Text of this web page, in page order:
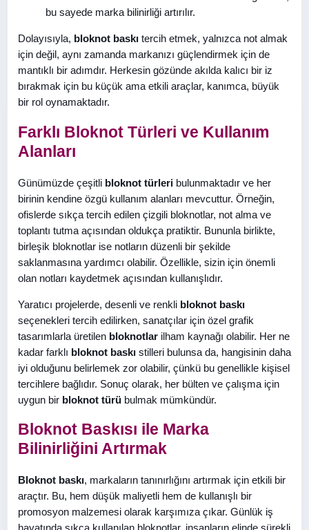
bu sayede marka bilinirliği artırılır.
Dolayısıyla, bloknot baskı tercih etmek, yalnızca not almak
için değil, aynı zamanda markanızı güçlendirmek için de
mantıklı bir adımdır. Herkesin gözünde akılda kalıcı bir iz
bırakmak için bu küçük ama etkili araçlar, kanımca, büyük
bir rol oynamaktadır.
Farklı Bloknot Türleri ve Kullanım
Alanları
Günümüzde çeşitli bloknot türleri bulunmaktadır ve her
birinin kendine özgü kullanım alanları mevcuttur. Örneğin,
ofislerde sıkça tercih edilen çizgili bloknotlar, not alma ve
toplantı tutma açısından oldukça pratiktir. Bununla birlikte,
birleşik bloknotlar ise notların düzenli bir şekilde
saklanmasına yardımcı olabilir. Özellikle, sizin için önemli
olan notları kaydetmek açısından kullanışlıdır.
Yaratıcı projelerde, desenli ve renkli bloknot baskı
seçenekleri tercih edilirken, sanatçılar için özel grafik
tasarımlarla üretilen bloknotlar ilham kaynağı olabilir. Her ne
kadar farklı bloknot baskı stilleri bulunsa da, hangisinin daha
iyi olduğunu belirlemek zor olabilir, çünkü bu genellikle kişisel
tercihlere bağlıdır. Sonuç olarak, her bülten ve çalışma için
uygun bir bloknot türü bulmak mümkündür.
Bloknot Baskısı ile Marka
Bilinirliğini Artırmak
Bloknot baskı, markaların tanınırlığını artırmak için etkili bir
araçtır. Bu, hem düşük maliyetli hem de kullanışlı bir
promosyon malzemesi olarak karşımıza çıkar. Günlük iş